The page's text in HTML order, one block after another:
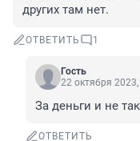
других там нет.
ОТВЕТИТЬ 1
Гость
22 октября
За деньги и не
ОТВЕТИТЬ